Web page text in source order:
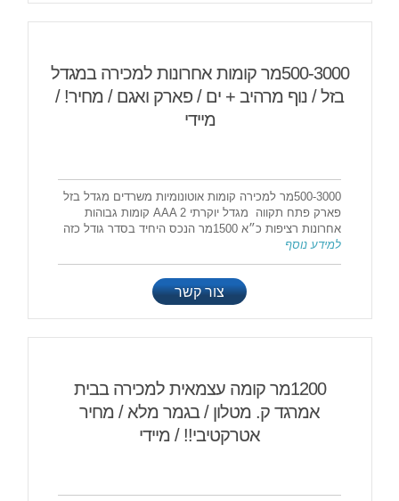
500-3000מר קומות אחרונות למכירה במגדל
בזל / נוף מרהיב + ים / פארק ואגם / מחיר! /
מיידי
500-3000מר למכירה קומות אוטונומיות משרדים מגדל בזל
פארק פתח תקווה מגדל יוקרתי AAA 2 קומות גבוהות
אחרונות רציפות כ״א 1500מר הנכס היחיד בסדר גודל כזה
למידע נוסף
צור קשר
1200מר קומה עצמאית למכירה בבית
אמרגד ק. מטלון / בגמר מלא / מחיר
אטרקטיבי!! / מיידי